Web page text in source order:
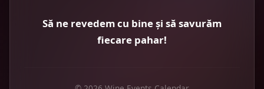
Să ne revedem cu bine și să savurăm
fiecare pahar!